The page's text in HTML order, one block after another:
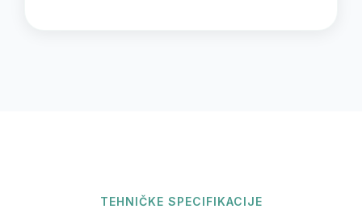
TEHNIČKE SPECIFIKACIJE